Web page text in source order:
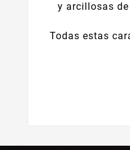
y arcillosas
Todas estas